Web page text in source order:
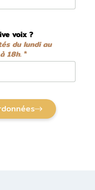
voix ?
du lundi au
18h.